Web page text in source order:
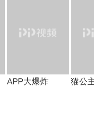
APP大爆炸 猫公